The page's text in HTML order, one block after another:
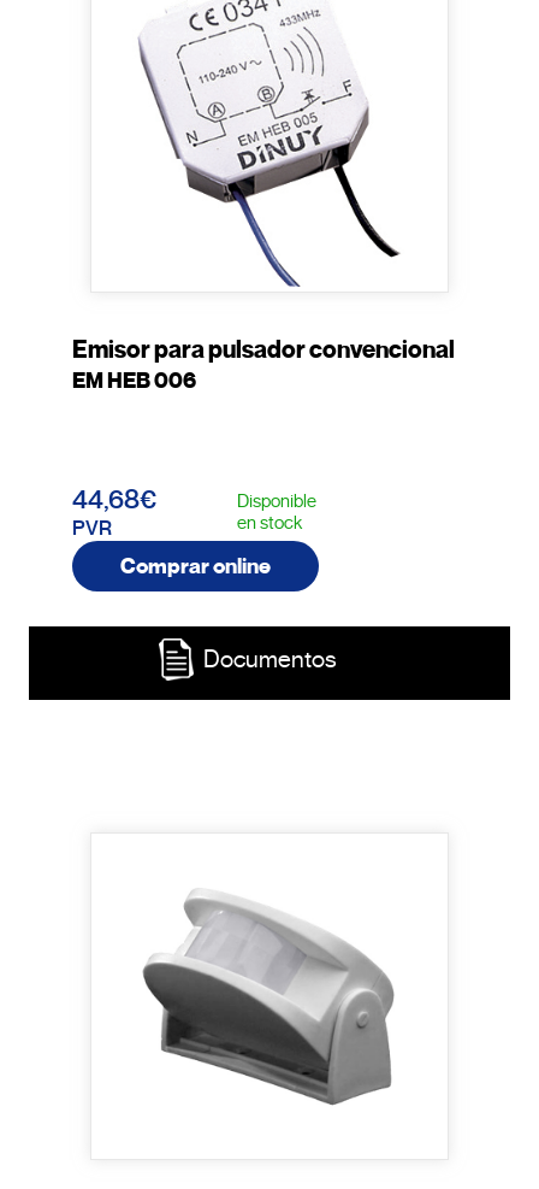
Emisor para pulsador convencional
EM HEB 006
44,68€
PVR
Disponible
en stock
Comprar online
Documentos